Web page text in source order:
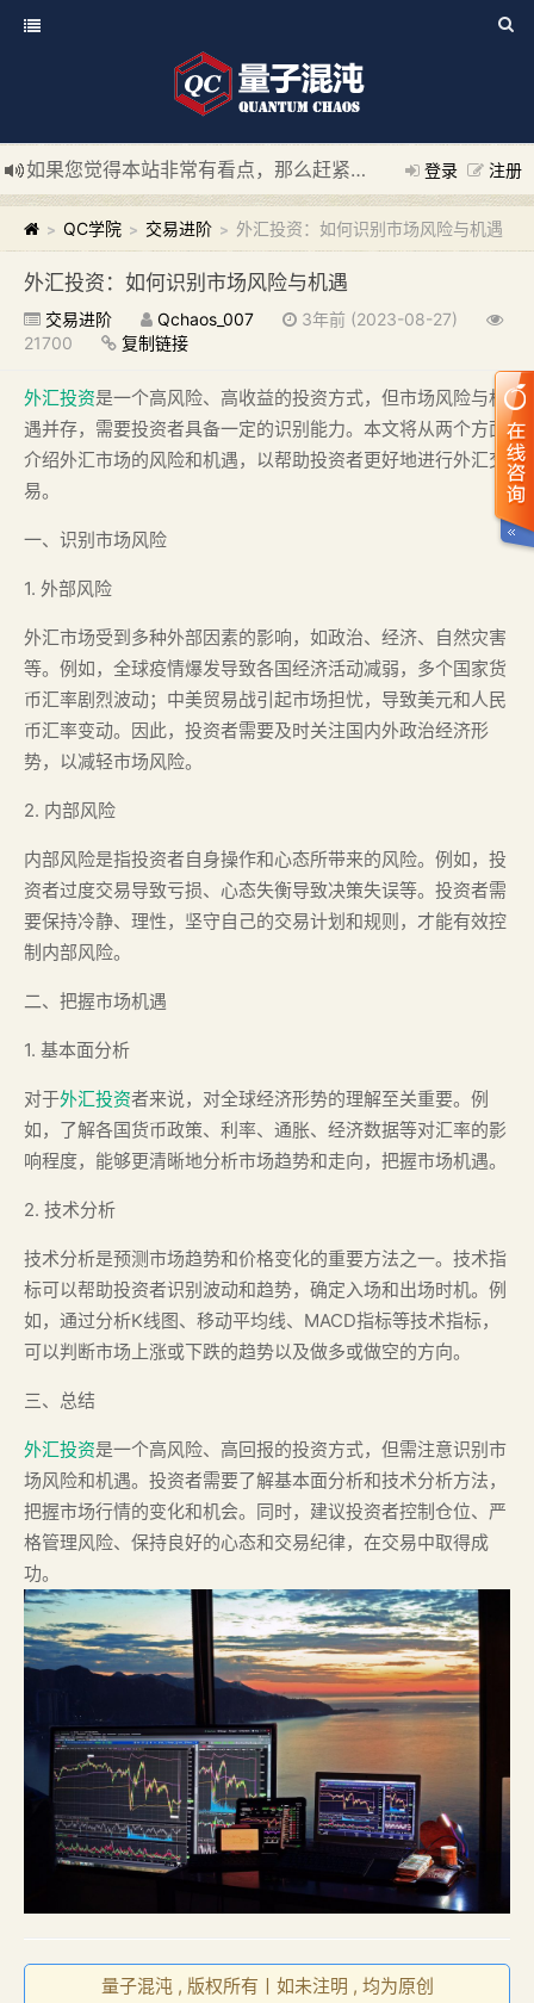
登录 注册
如果您觉得本站非常有看点，那么赶紧使用Ctrl+D 收藏我们吧
新添加量子混沌系统板块，欢迎大家访问！
---“量子混沌系
> QC学院 > 交易进阶 > 外汇投资：如何识别市场风险与机遇
外汇投资：如何识别市场风险与机遇
交易进阶 Qchaos_007
3年前 (2023-08-27)
21700
复制链接
外汇投资是一个高风险、高收益的投资方式，但市场风险与机
遇并存，需要投资者具备一定的识别能力。本文将从两个方面
介绍外汇市场的风险和机遇，以帮助投资者更好地进行外汇交
易。
一、识别市场风险
1. 外部风险
外汇市场受到多种外部因素的影响，如政治、经济、自然灾害
等。例如，全球疫情爆发导致各国经济活动减弱，多个国家货
币汇率剧烈波动；中美贸易战引起市场担忧，导致美元和人民
币汇率变动。因此，投资者需要及时关注国内外政治经济形
势，以减轻市场风险。
2. 内部风险
内部风险是指投资者自身操作和心态所带来的风险。例如，投
资者过度交易导致亏损、心态失衡导致决策失误等。投资者需
要保持冷静、理性，坚守自己的交易计划和规则，才能有效控
制内部风险。
二、把握市场机遇
1. 基本面分析
对于外汇投资者来说，对全球经济形势的理解至关重要。例
如，了解各国货币政策、利率、通胀、经济数据等对汇率的影
响程度，能够更清晰地分析市场趋势和走向，把握市场机遇。
2. 技术分析
技术分析是预测市场趋势和价格变化的重要方法之一。技术指
标可以帮助投资者识别波动和趋势，确定入场和出场时机。例
如，通过分析K线图、移动平均线、MACD指标等技术指标，
可以判断市场上涨或下跌的趋势以及做多或做空的方向。
三、总结
外汇投资是一个高风险、高回报的投资方式，但需注意识别市
场风险和机遇。投资者需要了解基本面分析和技术分析方法，
把握市场行情的变化和机会。同时，建议投资者控制仓位、严
格管理风险、保持良好的心态和交易纪律，在交易中取得成
功。
量子混沌 , 版权所有丨如未注明 , 均为原创